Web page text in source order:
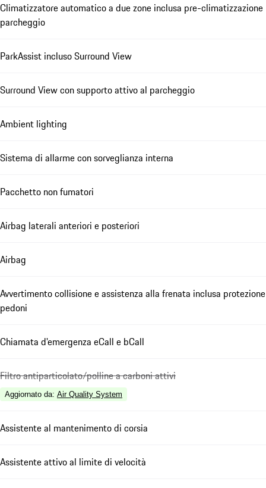
Climatizzatore automatico a due zone inclusa pre-climatizzazione
parcheggio
ParkAssist incluso Surround View
Surround View con supporto attivo al parcheggio
Ambient lighting
Sistema di allarme con sorveglianza interna
Pacchetto non fumatori
Airbag laterali anteriori e posteriori
Airbag
Avvertimento collisione e assistenza alla frenata inclusa protezione
pedoni
Chiamata d'emergenza eCall e bCall
Filtro antiparticolato/polline a carboni attivi
Aggiornato da: Air Quality System
Assistente al mantenimento di corsia
Assistente attivo al limite di velocità